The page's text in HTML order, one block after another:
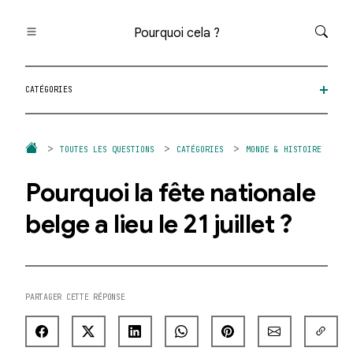
Pourquoi cela ?
Toutes les questions
Catégories
Question au hasard
CATÉGORIES
TOUTES LES QUESTIONS CATÉGORIES MONDE & HISTOIRE
Pourquoi la fête nationale
belge a lieu le 21 juillet ?
PARTAGER CETTE RÉPONSE